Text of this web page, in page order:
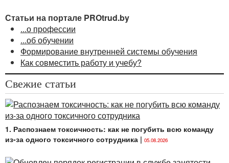
Статьи на портале PROtrud.by
...о профессии
...об обучении
Формирование внутренней системы обучения
Как совместить работу и учебу?
Свежие статьи
1. Распознаем токсичность: как не погубить всю команду
из-за одного токсичного сотрудника | 05.08.2026